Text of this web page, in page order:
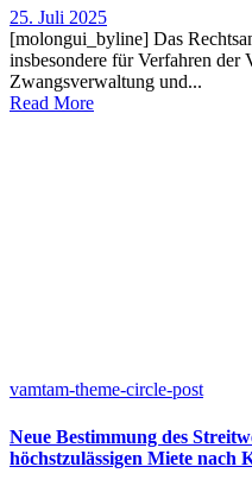
25. Juli 2025
[molongui_byline] Das
insbesondere für Verfahren
Zwangsverwaltung und...
Read More
vamtam-theme-circle-post
Neue Bestimmung des
höchstzulässigen Miete nach